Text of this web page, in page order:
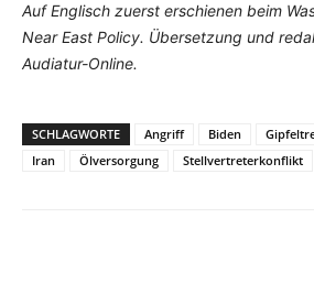
Auf Englisch zuerst erschienen beim
Near East Policy. Übersetzung und
Audiatur-Online.
SCHLAGWORTE Angriff Biden
Iran
Ölversorgung Stellvertreterkonflikt